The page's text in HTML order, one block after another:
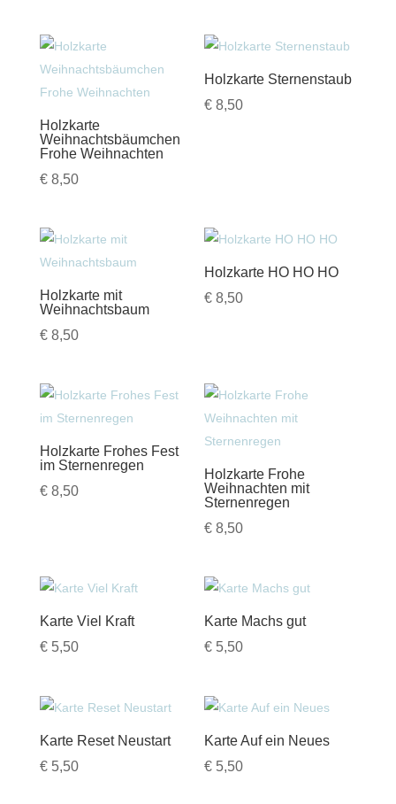
Holzkarte
Weihnachtsbäumchen
Frohe Weihnachten
€8,50
Holzkarte Sternenstaub
€ 8,50
Holzkarte mit
Weihnachtsbaum
€8,50
Holzkarte HO HO HO
€ 8,50
Holzkarte Frohes Fest
im Sternenregen
€8,50
Holzkarte Frohe
Weihnachten mit
Sternenregen
€ 8,50
Karte Viel Kraft
€5,50
Karte Machs gut
€ 5,50
Karte Reset Neustart
€5,50
Karte Auf ein Neues
€ 5,50